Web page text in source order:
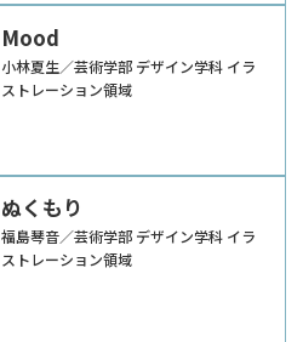
Mood
小林夏生／芸術学部 デザイン学科 イラ
ストレーション領域
ぬくもり
福島琴音／芸術学部 デザイン学科 イラ
ストレーション領域